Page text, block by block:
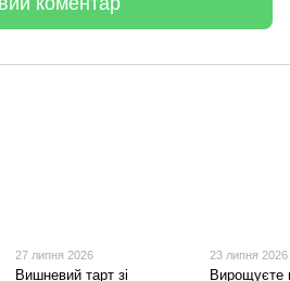
27 липня 2026
Вишневий тарт зі
23 липня 2026
Вирощуєте